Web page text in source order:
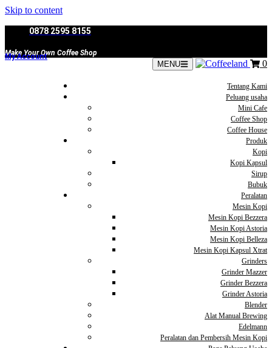
Skip to content
0878 2595 8155
Make Your Own Coffee Shop
My Account
MENU 0
Tentang Kami
Peluang usaha
Mini Cafe
Coffee Shop
Coffee House
Produk
Kopi
Kopi Kapsul
Sirup
Bubuk
Peralatan
Mesin Kopi
Mesin Kopi Bezzera
Mesin Kopi Astoria
Mesin Kopi Belleza
Mesin Kopi Kapsul Xtrat
Grinders
Grinder Mazzer
Grinder Bezzera
Grinder Astoria
Blender
Alat Manual Brewing
Edelmann
Peralatan dan Pembersih Mesin Kopi